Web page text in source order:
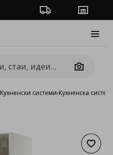
Проследяване на
Camera
Кухненски системи›Кухненска